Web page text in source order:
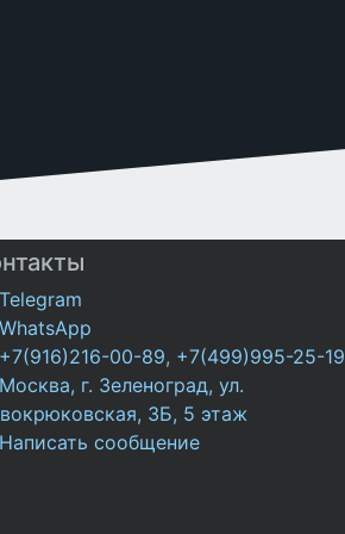
00-89, +7(499)995-25-19
г. Зеленоград, ул.
3Б, 5 этаж
сообщение